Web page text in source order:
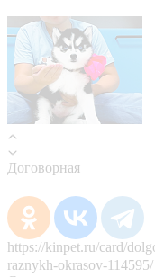
Договорная
https://kinpet.ru/card/
raznykh-okrasov-114595/